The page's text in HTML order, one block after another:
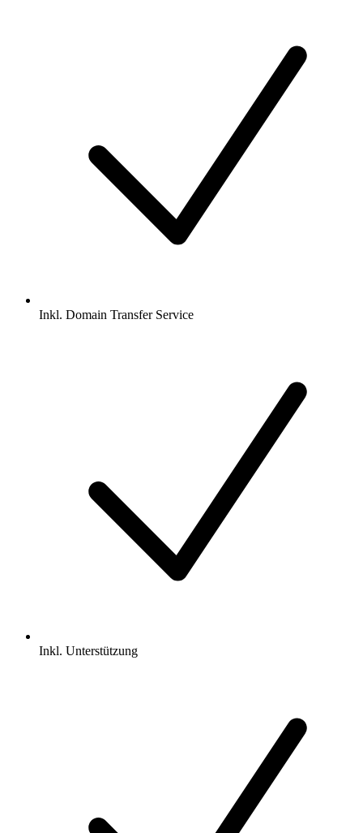
Inkl. Domain Transfer Service
Inkl. Unterstützung